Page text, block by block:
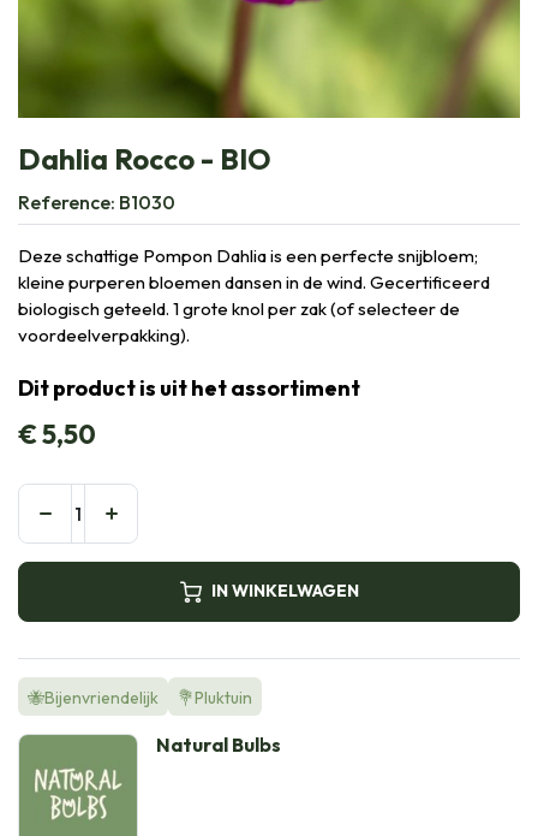
Dahlia Rocco - BIO
Reference: B1030
Deze schattige Pompon Dahlia is een perfecte snijbloem;
kleine purperen bloemen dansen in de wind. Gecertificeerd
biologisch geteeld. 1 grote knol per zak (of selecteer de
voordeelverpakking).
Dit product is uit het assortiment
€5,50
IN WINKELWAGEN
🐝Bijenvriendelijk 💐Pluktuin
Natural Bulbs